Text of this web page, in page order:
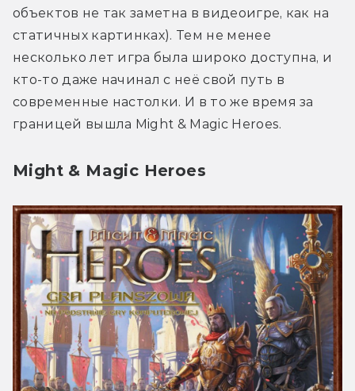
объектов не так заметна в видеоигре, как на
статичных картинках). Тем не менее
несколько лет игра была широко доступна, и
кто-то даже начинал с неё свой путь в
современные настолки. И в то же время за
границей вышла Might & Magic Heroes.
Might & Magic Heroes